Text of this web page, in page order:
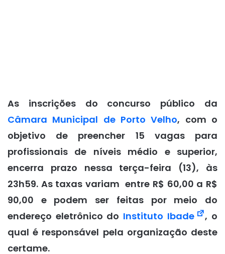
As inscrições do concurso público da
Câmara Municipal de Porto Velho, com o
objetivo de preencher 15 vagas para
profissionais de níveis médio e superior,
encerra prazo nessa terça-feira (13), às
23h59. As taxas variam entre R$ 60,00 a R$
90,00 e podem ser feitas por meio do
endereço eletrônico do Instituto Ibade
, o
qual é responsável pela organização deste
certame.